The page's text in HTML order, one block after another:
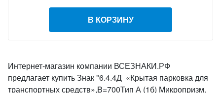
В КОРЗИНУ
Интернет-магазин компании ВСЕЗНАКИ.РФ
предлагает купить Знак "6.4.4Д «Крытая парковка для
транспортных средств»,B=700Тип А (1б) Микропризм.